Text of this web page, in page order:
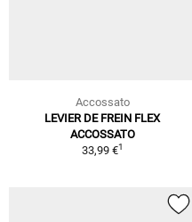
Accossato
LEVIER DE FREIN FLEX
ACCOSSATO
33,99 €1